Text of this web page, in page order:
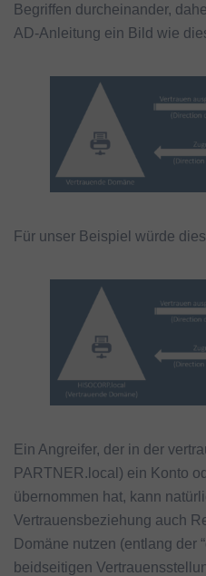
Begriffen durcheinander,
AD-Anleitung ein Bild wie
Für unser Beispiel würde
Ein Angreifer, der in der
PARTNER.local) ein Konto
übernommen hat, kann
Vertrauensbeziehung auch
Domäne nutzen (entlang der
beidseitigen